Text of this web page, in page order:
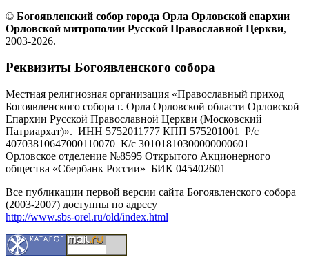
© Богоявленский собор города Орла Орловской епархии
Орловской митрополии Русской Православной Церкви,
2003-2026.
Реквизиты Богоявленского собора
Местная религиозная организация «Православный приход
Богоявленского собора г. Орла Орловской области Орловской
Епархии Русской Православной Церкви (Московский
Патриархат)». ИНН 5752011777 КПП 575201001 Р/с
40703810647000110070 К/с 30101810300000000601
Орловское отделение №8595 Открытого Акционерного
общества «Сбербанк России» БИК 045402601
Все публикации первой версии сайта Богоявленского собора
(2003-2007) доступны по адресу
http://www.sbs-orel.ru/old/index.html